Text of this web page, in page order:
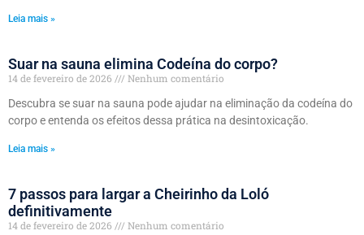
Leia mais »
Suar na sauna elimina Codeína do corpo?
14 de fevereiro de 2026
Nenhum comentário
Descubra se suar na sauna pode ajudar na eliminação da codeína do
corpo e entenda os efeitos dessa prática na desintoxicação.
Leia mais »
7 passos para largar a Cheirinho da Loló
definitivamente
14 de fevereiro de 2026
Nenhum comentário